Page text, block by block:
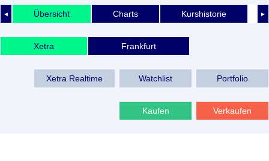
◄ ►
Übersicht Charts Kurshistorie
Xetra Frankfurt
Xetra Realtime Watchlist Portfolio
Kaufen Verkaufen